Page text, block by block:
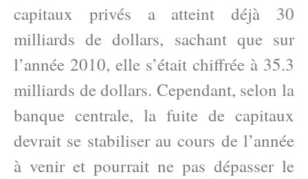
capitaux privés a atteint déjà 30
milliards de dollars, sachant que sur
l’année 2010, elle s’était chiffrée à 35.3
milliards de dollars. Cependant, selon la
banque centrale, la fuite de capitaux
devrait se stabiliser au cours de l’année
à venir et pourrait ne pas dépasser le